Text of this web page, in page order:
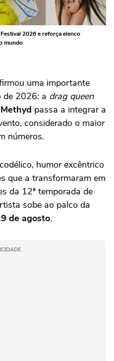
2026 e reforça elenco
mundo
uma importante
de 2026: a drag queen
passa a integrar a
considerado o maior
números.
humor excêntrico
que a transformaram em
da 12ª temporada de
sobe ao palco da
de agosto.